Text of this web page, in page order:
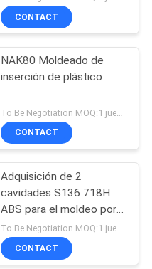
emisiones de gases de
efecto invernadero.
CONTACT
NAK80 Moldeado de
inserción de plástico
CONTACT
Adquisición de 2
cavidades S136 718H
ABS para el moldeo por
inyección
To Be Negotiation MOQ:1 juego
CONTACT